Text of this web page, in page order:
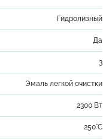
Гидролизный
Да
3
Эмаль легкой очистки
2300 Вт
250°C